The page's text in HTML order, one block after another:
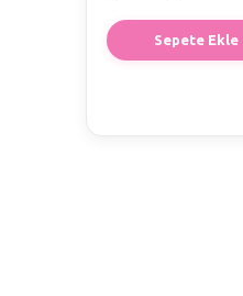
Sepete Ekle